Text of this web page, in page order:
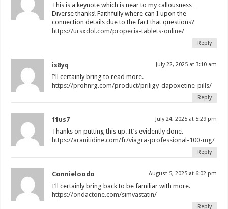
This is a keynote which is near to my callousness…
Diverse thanks! Faithfully where can I upon the
connection details due to the fact that questions?
https://ursxdol.com/propecia-tablets-online/
Reply
is8yq July 22, 2025 at 3:10 am
I’ll certainly bring to read more.
https://prohnrg.com/product/priligy-dapoxetine-pills/
Reply
f1us7 July 24, 2025 at 5:29 pm
Thanks on putting this up. It’s evidently done.
https://aranitidine.com/fr/viagra-professional-100-mg/
Reply
Connieloodo August 5, 2025 at 6:02 pm
I’ll certainly bring back to be familiar with more.
https://ondactone.com/simvastatin/
Reply